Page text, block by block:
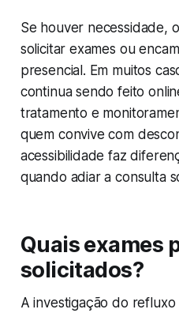
Se houver necessidade,
solicitar exames ou
presencial. Em muitos
continua sendo feito
tratamento e
quem convive com
acessibilidade faz
quando adiar a consulta
Quais exames
solicitados?
A investigação do